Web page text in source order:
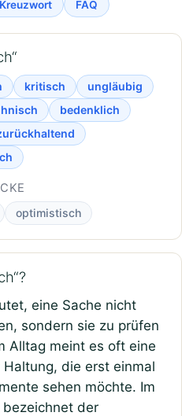
Kreuzwort FAQ
kritisch
ungläubig
bedenklich
optimistisch
eine Sache nicht
sondern sie zu prüfen
Alltag meint es oft eine
die erst einmal
sehen möchte. Im
bezeichnet der